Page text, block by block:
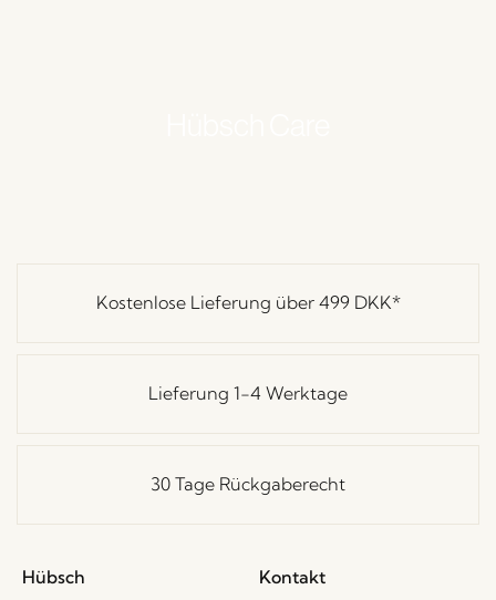
Kostenlose Lieferung über 499 DKK*
Lieferung 1-4 Werktage
30 Tage Rückgaberecht
Hübsch
Kontakt